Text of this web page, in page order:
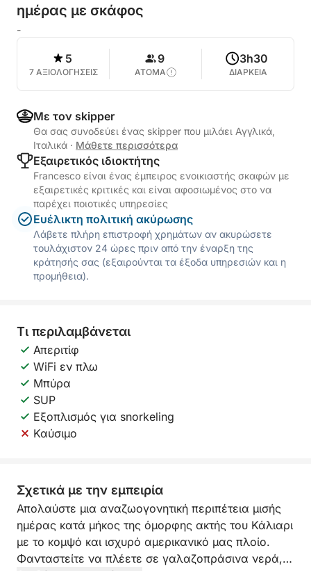
ημέρας με σκάφος
-
5
7 ΑΞΙΟΛΟΓΗΣΕΙΣ
9
ΑΤΟΜΑ
3h30
ΔΙΑΡΚΕΙΑ
Με τον skipper
Θα σας συνοδεύει ένας skipper που μιλάει Αγγλικά,
Ιταλικά · Μάθετε περισσότερα
Εξαιρετικός ιδιοκτήτης
Francesco είναι ένας έμπειρος ενοικιαστής σκαφών με
εξαιρετικές κριτικές και είναι αφοσιωμένος στο να
παρέχει ποιοτικές υπηρεσίες
Ευέλικτη πολιτική ακύρωσης
Λάβετε πλήρη επιστροφή χρημάτων αν ακυρώσετε
τουλάχιστον 24 ώρες πριν από την έναρξη της
κράτησής σας (εξαιρούνται τα έξοδα υπηρεσιών και η
προμήθεια).
Τι περιλαμβάνεται
Απεριτίφ
WiFi εν πλω
Μπύρα
SUP
Εξοπλισμός για snorkeling
Καύσιμο
Σχετικά με την εμπειρία
Απολαύστε μια αναζωογονητική περιπέτεια μισής
ημέρας κατά μήκος της όμορφης ακτής του Κάλιαρι
με το κομψό και ισχυρό αμερικανικό μας πλοίο.
Φανταστείτε να πλέετε σε γαλαζοπράσινα νερά,